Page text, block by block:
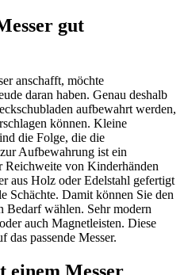
gut
anschafft, möchte
daran haben. Genau deshalb
aufbewahrt werden,
können. Kleine
die Folge, die die
Aufbewahrung ist ein
Reichweite von Kinderhänden
aus Holz oder Edelstahl gefertigt
Schächte. Damit können Sie den
Bedarf wählen. Sehr modern
auch Magnetleisten. Diese
das passende Messer.